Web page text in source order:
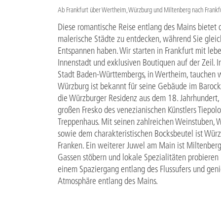
Ab Frankfurt über Wertheim, Würzburg und Miltenberg nach
Diese romantische Reise entlang des Mains
malerische Städte zu entdecken, während Sie
Entspannen haben. Wir starten in Frankfurt mit
Innenstadt und exklusiven Boutiquen auf der Zeil.
Stadt Baden-Württembergs, in Wertheim,
Würzburg ist bekannt für seine Gebäude im
die Würzburger Residenz aus dem 18.
großen Fresko des venezianischen Künstlers
Treppenhaus. Mit seinen zahlreichen Weinstuben,
sowie dem charakteristischen Bocksbeutel ist
Franken. Ein weiterer Juwel am Main ist
Gassen stöbern und lokale Spezialitäten
einem Spaziergang entlang des Flussufers und
Atmosphäre entlang des Mains.